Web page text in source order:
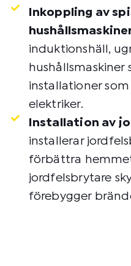
Inkoppling av
induktionshäll,
hushållsmaskiner
installationer
elektriker.
Installation av
installerar
förbättra
jordfelsbrytare
förebygger